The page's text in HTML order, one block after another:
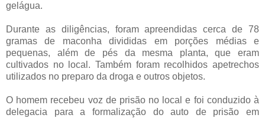
gelágua.
Durante as diligências, foram apreendidas cerca de 78
gramas de maconha divididas em porções médias e
pequenas, além de pés da mesma planta, que eram
cultivados no local. Também foram recolhidos apetrechos
utilizados no preparo da droga e outros objetos.
O homem recebeu voz de prisão no local e foi conduzido à
delegacia para a formalização do auto de prisão em